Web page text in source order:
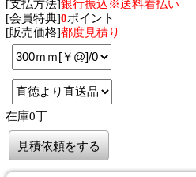
[支払方法]銀行振込※送料着払い
[会員特典]0ポイント
[販売価格]都度見積り
在庫0丁
見積依頼をする